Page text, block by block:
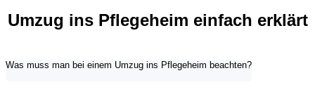
Umzug ins Pflegeheim einfach erklärt
Was muss man bei einem Umzug ins Pflegeheim beachten?